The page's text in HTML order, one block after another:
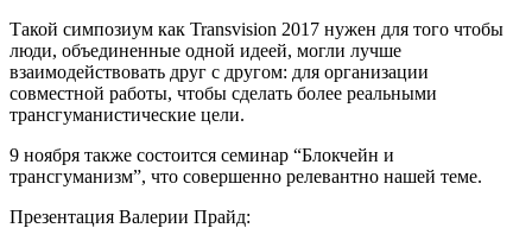
Такой симпозиум как Transvision 2017 нужен для того чтобы
люди, объединенные одной идеей, могли лучше
взаимодействовать друг с другом: для организации
совместной работы, чтобы сделать более реальными
трансгуманистические цели.
9 ноября также состоится семинар “Блокчейн и
трансгуманизм”, что совершенно релевантно нашей теме.
Презентация Валерии Прайд: